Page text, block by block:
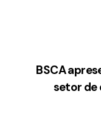
BSCA
setor de